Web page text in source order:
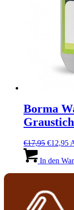
Borma
€17,95
war:
€12,95
In den